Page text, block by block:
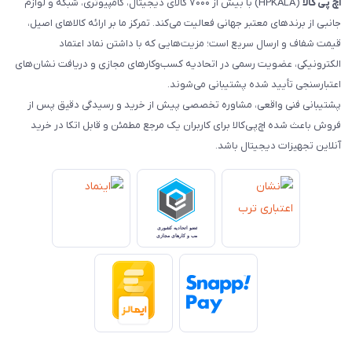
اچ‌ پی‌ کالا
(HPKALA) با بیش از ۷۰۰۰ کالای دیجیتال، کامپیوتری، شبکه و لوازم
جانبی از برندهای معتبر جهانی فعالیت می‌کند. تمرکز ما بر ارائه کالاهای اصیل،
قیمت شفاف و ارسال سریع است؛ مزیت‌هایی که با داشتن نماد اعتماد
الکترونیکی، عضویت رسمی در اتحادیه کسب‌وکارهای مجازی و دریافت نشان‌های
اعتبارسنجی تأیید شده پشتیبانی می‌شوند.
پشتیبانی فنی واقعی، مشاوره تخصصی پیش از خرید و رسیدگی دقیق پس از
فروش باعث شده اچ‌پی‌کالا برای کاربران یک مرجع مطمئن و قابل اتکا در خرید
آنلاین تجهیزات دیجیتال باشد.